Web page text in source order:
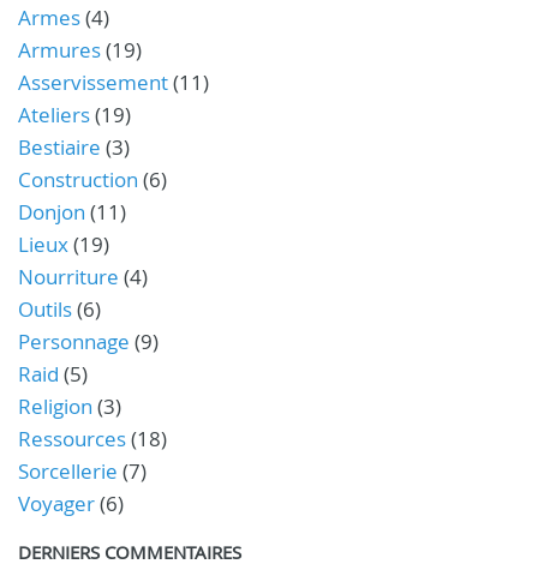
Armes(4)
Armures(19)
Asservissement(11)
Ateliers(19)
Bestiaire (3)
Construction (6)
Donjon (11)
Lieux(19)
Nourriture (4)
Outils(6)
Personnage (9)
Raid (5)
Religion (3)
Ressources(18)
Sorcellerie (7)
Voyager(6)
DERNIERS COMMENTAIRES